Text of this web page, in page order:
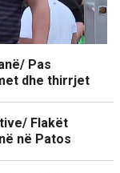
Pas
dhe thirrjet
Flakët
në Patos